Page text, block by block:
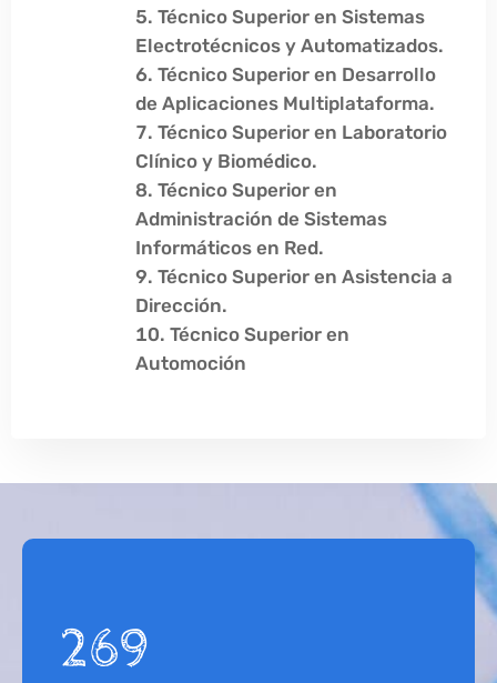
Técnico Superior en Sistemas
Electrotécnicos y Automatizados.
Técnico Superior en Desarrollo
de Aplicaciones Multiplataforma.
Técnico Superior en Laboratorio
Clínico y Biomédico.
Técnico Superior en
Administración de Sistemas
Informáticos en Red.
Técnico Superior en Asistencia a
Dirección.
Técnico Superior en
Automoción
269